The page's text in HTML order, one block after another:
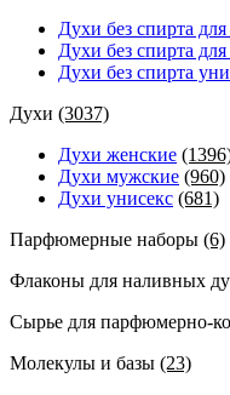
Духи без спирта
Духи без спирта
Духи без спирта
Духи (3037)
Духи женские
Духи мужские (960)
Духи унисекс (681)
Парфюмерные наборы (6)
Флаконы для наливных
Сырье для парфюмерно-
Молекулы и базы (23)